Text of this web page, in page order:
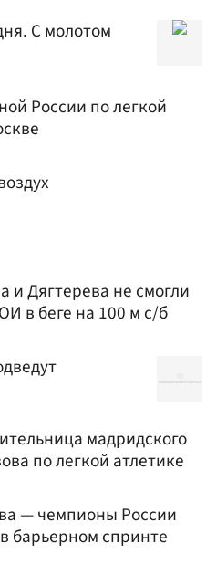
С молотом
России по легкой
и Дягтерева не смогли
в беге на 100 м с/б
мадридского
по легкой атлетике
— чемпионы России
барьерном спринте